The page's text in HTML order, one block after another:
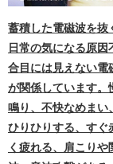
蓄積した電磁波を抜
日常の気になる原因
合目には見えない電
が関係しています。
鳴り、不快なめまい
ひりひりする、すぐ
く疲れる、肩こり